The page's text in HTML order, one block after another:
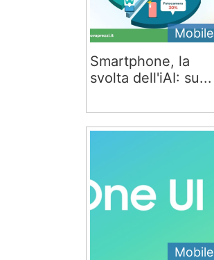
Mobile
Smartphone, la
svolta dell'iAI: su...
Mobile